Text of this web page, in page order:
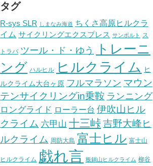
タグ
R-sys SLR しまなみ海道 ちくさ高原ヒルクラ
イム サイクリングエクスプレス サンボルト ス
トラバ ツール・ド・ゆう
トレーニ
ング ハルヒル ヒルクライム ヒ
ルクライム大台ヶ原 フルマラソン マウン
テンサイクリングin乗鞍 ランニング
ロングライド ローラー台 伊吹山ヒル
クライム 六甲山 十三峠吉野大峰ヒ
ルクライム 周防大島 富士ヒル 富士山
ヒルクライム 戯れ言 板鍋山ヒルクライム 柳谷